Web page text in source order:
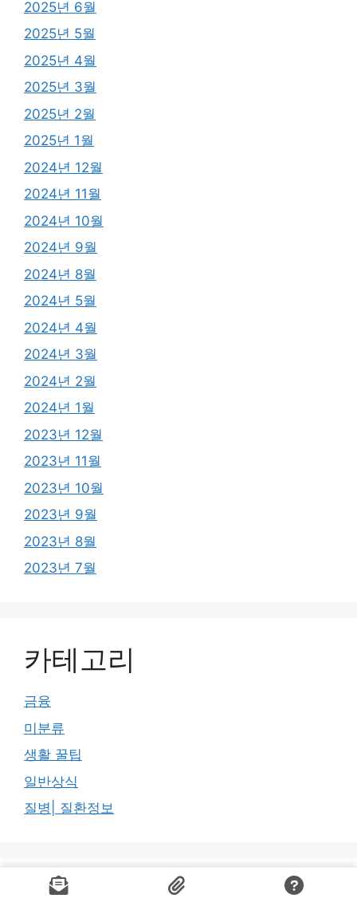
2025년 6월
2025년 5월
2025년 4월
2025년 3월
2025년 2월
2025년 1월
2024년 12월
2024년 11월
2024년 10월
2024년 9월
2024년 8월
2024년 5월
2024년 4월
2024년 3월
2024년 2월
2024년 1월
2023년 12월
2023년 11월
2023년 10월
2023년 9월
2023년 8월
2023년 7월
카테고리
금융
미분류
생활 꿀팁
일반상식
질병| 질환정보
© 2026 정보 장터 캐시토피아
• Built with